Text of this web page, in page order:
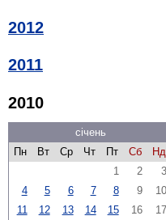
2012
2011
2010
січень
Пн
Вт Ср Чт Пт Сб
Нд
1
2
3
4
5 6 7 8 9
10
11
12 13 14 15 16
17